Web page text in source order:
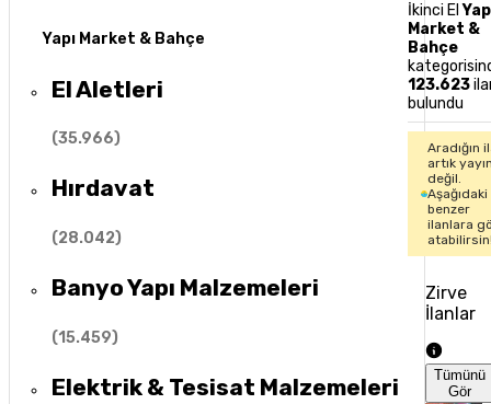
Yapı Market & Bahçe
El Aletleri
(35.966)
Hırdavat
(28.042)
Banyo Yapı Malzemeleri
(15.459)
Elektrik & Tesisat Malzemeleri
İkinci El
Market &
Bahçe
123.623
bulundu
Aradığın
artık
değil.
Aşağıdaki
benzer
ilanlara
Zirve
İlanlar
Tümünü
Gör